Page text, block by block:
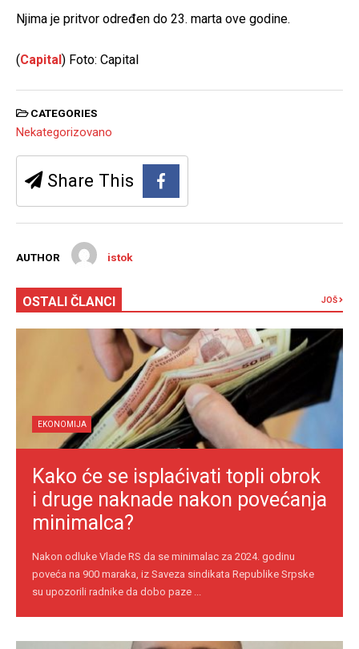
Njima je pritvor određen do 23. marta ove godine.
(Capital) Foto: Capital
CATEGORIES
Nekategorizovano
Share This
AUTHOR istok
OSTALI ČLANCI JOŠ
EKONOMIJA
Kako će se isplaćivati topli obrok
i druge naknade nakon povećanja
minimalca?
Nakon odluke Vlade RS da se minimalac za 2024. godinu
poveća na 900 maraka, iz Saveza sindikata Republike Srpske
su upozorili radnike da dobo paze ...